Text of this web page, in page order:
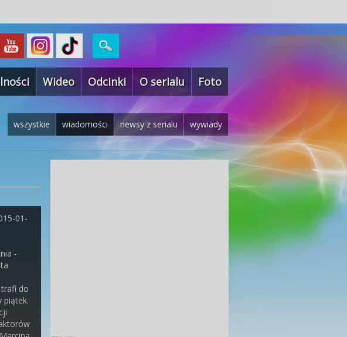
Wideo Odcinki O serialu Foto
wywiady
newsy z serialu
wiadomości
wszystkie
01-
-
do
piątek.